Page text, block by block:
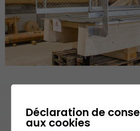
Déclaration de
aux cookies